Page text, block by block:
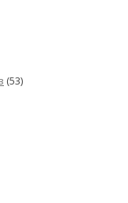
(53)